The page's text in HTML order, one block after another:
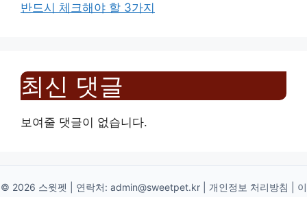
반드시 체크해야 할 3가지
최신 댓글
보여줄 댓글이 없습니다.
© 2026 스윗펫 | 연락처: admin@sweetpet.kr| 개인정보 처리방침
이